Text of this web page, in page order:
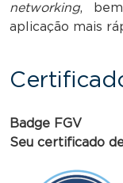
networking,
aplicação mais
Badge FGV
Seu certificado